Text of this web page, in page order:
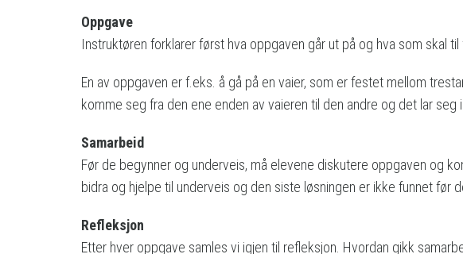
Oppgave
Instruktøren forklarer først hva oppgaven går ut på og hva som skal
En av oppgaven er f.eks. å gå på en vaier, som er festet mellom
komme seg fra den ene enden av vaieren til den andre og det lar seg
Samarbeid
Før de begynner og underveis, må elevene diskutere oppgaven og
bidra og hjelpe til underveis og den siste løsningen er ikke funnet før
Refleksjon
Etter hver oppgave samles vi igjen til refleksjon. Hvordan gikk